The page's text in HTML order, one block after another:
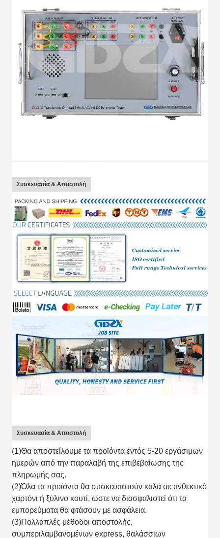
Συσκευασία & Αποστολή
Συσκευασία & Αποστολή
(1)Θα αποστείλουμε τα προϊόντα εντός 5-20 εργάσιμων
ημερών από την παραλαβή της επιβεβαίωσης της
πληρωμής σας.
(2)Όλα τα προϊόντα θα συσκευαστούν καλά σε ανθεκτικό
χαρτόνι ή ξύλινο κουτί, ώστε να διασφαλιστεί ότι τα
εμπορεύματα θα φτάσουν με ασφάλεια.
(3)Πολλαπλές μέθοδοι αποστολής,
συμπεριλαμβανομένων express, θαλάσσιων